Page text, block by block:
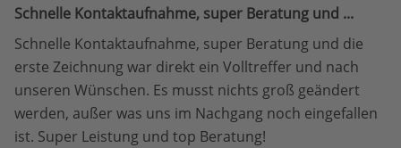
Schnelle Kontaktaufnahme, super Beratung und ...
Schnelle Kontaktaufnahme, super Beratung und die
erste Zeichnung war direkt ein Volltreffer und nach
unseren Wünschen. Es musst nichts groß geändert
werden, außer was uns im Nachgang noch eingefallen
ist. Super Leistung und top Beratung!